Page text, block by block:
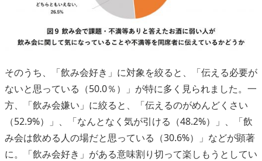
そのうち、「飲み会好き」に対象を絞ると、「伝える必要が
ないと思っている（50.0％）」が特に多く見られました。一
方、「飲み会嫌い」に絞ると、「伝えるのがめんどくさい
（52.9%）」、「なんとなく気が引ける（48.2%）」、「飲
み会は飲める人の場だと思っている（30.6%）」などが顕著
に。「飲み会好き」がある意味割り切って楽しもうとしてい